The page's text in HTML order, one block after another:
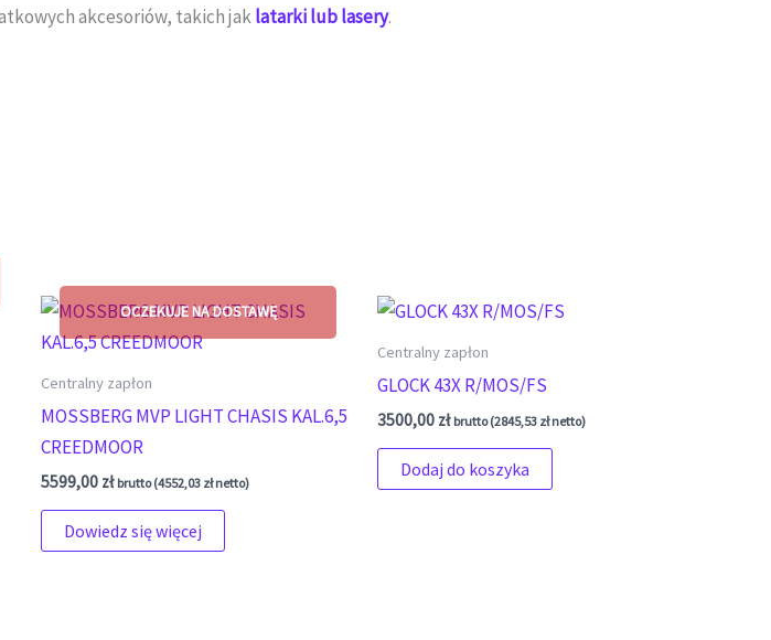
akcesoriów, takich jaklatarki lub lasery.
Centralny zapłon
MOSSBERG MVP LIGHT CHASIS KAL.6,5
CREEDMOOR
5599,00 zł brutto (4552,03 złnetto)
Dowiedz się więcej
Centralny zapłon
GLOCK 43X R/MOS/FS
3500,00 zł brutto (2845,53 złnetto)
Dodaj do koszyka